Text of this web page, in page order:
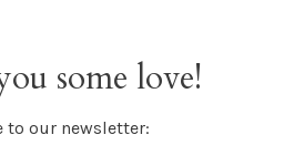
some love!
to our newsletter: